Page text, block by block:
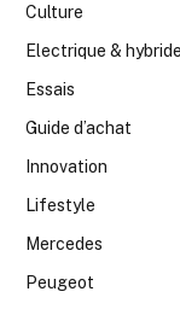
Culture
Electrique & hybride
Essais
Guide d’achat
Innovation
Lifestyle
Mercedes
Peugeot